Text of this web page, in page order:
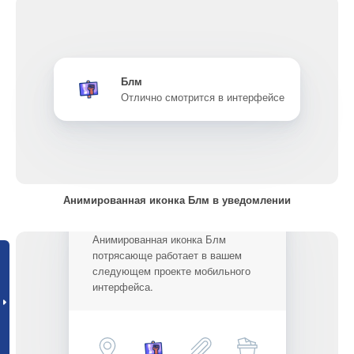
Блм
Отлично смотрится в интерфейсе
Анимированная иконка Блм в уведомлении
Анимированная иконка Блм
потрясающе работает в вашем
следующем проекте мобильного
интерфейса.